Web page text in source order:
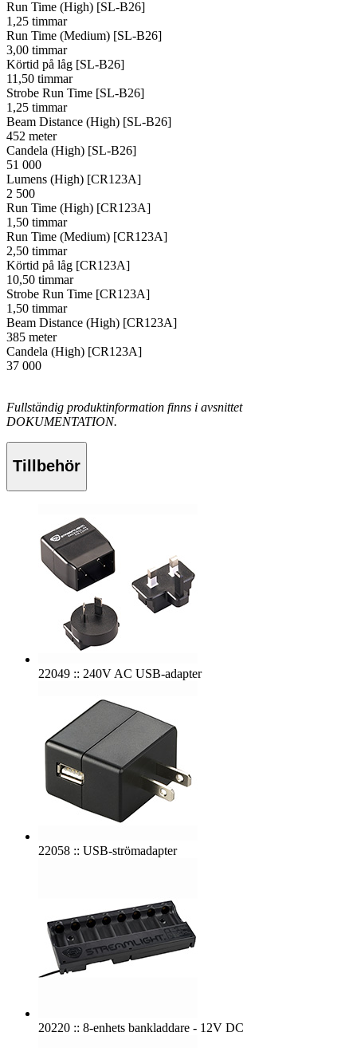
Run Time (High) [SL-B26]
1,25 timmar
Run Time (Medium) [SL-B26]
3,00 timmar
Körtid på låg [SL-B26]
11,50 timmar
Strobe Run Time [SL-B26]
1,25 timmar
Beam Distance (High) [SL-B26]
452 meter
Candela (High) [SL-B26]
51 000
Lumens (High) [CR123A]
2 500
Run Time (High) [CR123A]
1,50 timmar
Run Time (Medium) [CR123A]
2,50 timmar
Körtid på låg [CR123A]
10,50 timmar
Strobe Run Time [CR123A]
1,50 timmar
Beam Distance (High) [CR123A]
385 meter
Candela (High) [CR123A]
37 000
Fullständig produktinformation finns i avsnittet
DOKUMENTATION.
Tillbehör
22049 :: 240V AC USB-adapter
22058 :: USB-strömadapter
20220 :: 8-enhets bankladdare - 12V DC